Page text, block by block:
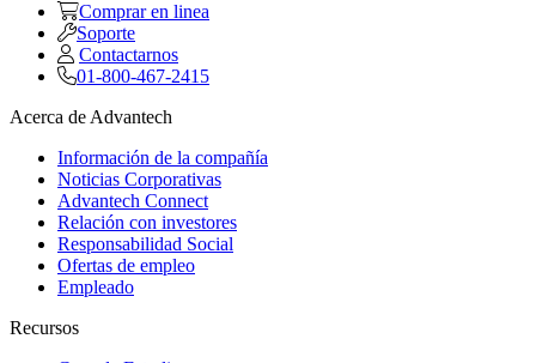
Comprar en linea
Soporte
Contactarnos
01-800-467-2415
Acerca de Advantech
Información de la compañía
Noticias Corporativas
Advantech Connect
Relación con investores
Responsabilidad Social
Ofertas de empleo
Empleado
Recursos